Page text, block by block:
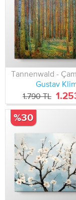
Tannenwald -
Gustav
1.790 TL
%30